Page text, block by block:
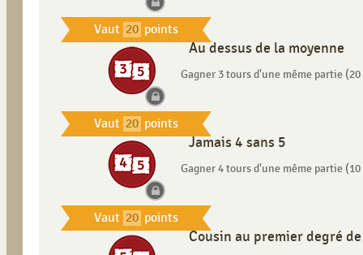
Vaut 20 points
Vaut 20 points
Au dessus de la moyenne
Gagner 3 tours d'une même partie
Vaut 20 points
Jamais 4 sans 5
Gagner 4 tours d'une même partie
Cousin au premier degré